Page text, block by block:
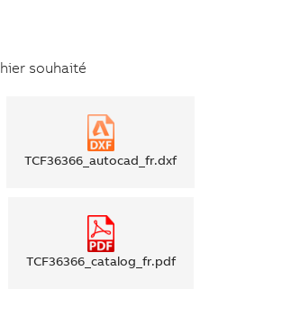
souhaité
TCF36366_autocad_fr.dxf
TCF36366_catalog_fr.pdf